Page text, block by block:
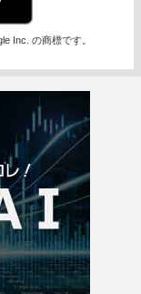
Inc. の商標です。